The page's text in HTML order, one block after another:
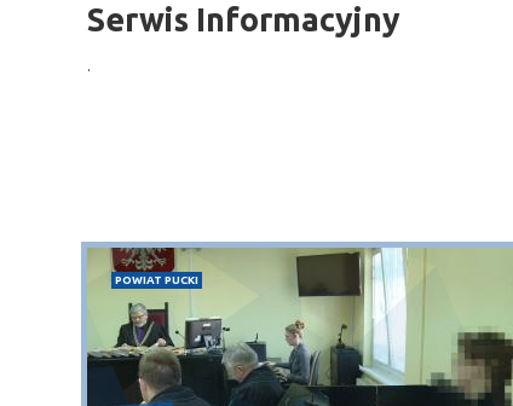
Serwis Informacyjny
.
POWIAT PUCKISopot
plaża